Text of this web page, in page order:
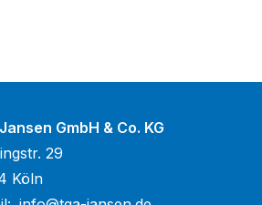
GmbH & Co. KG
29
Köln